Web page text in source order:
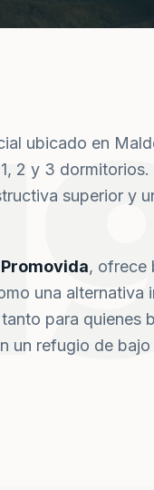
ubicado en
2 y 3
superior y
, ofrece
una alternativa
para quienes
un refugio de